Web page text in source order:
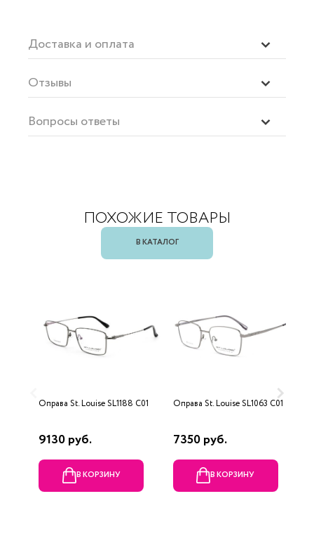
Доставка и оплата
Отзывы
Вопросы ответы
ПОХОЖИЕ ТОВАРЫ
В КАТАЛОГ
Оправа St. Louise SL1188 C01
9130 руб.
В КОРЗИНУ
Оправа St. Louise SL1063 C01
7350 руб.
В КОРЗИНУ